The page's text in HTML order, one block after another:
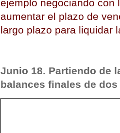
ejemplo negociando con
aumentar el plazo de
largo plazo para liquidar
Junio 18. Partiendo de
balances finales de